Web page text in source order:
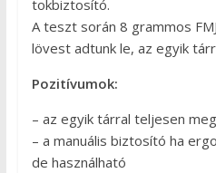
tokbiztosító.
A teszt során 8 grammos
lövest adtunk le, az egyik
Pozitívumok:
– az egyik tárral teljesen
– a manuális biztosító ha
de használható